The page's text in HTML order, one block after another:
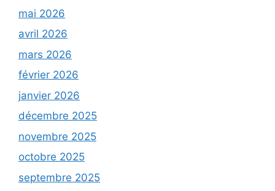
mai 2026
avril 2026
mars 2026
février 2026
janvier 2026
décembre 2025
novembre 2025
octobre 2025
septembre 2025